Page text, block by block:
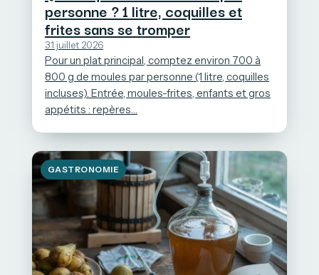
personne ? 1 litre, coquilles et
frites sans se tromper
31 juillet 2026
Pour un plat principal, comptez environ 700 à
800 g de moules par personne (1 litre, coquilles
incluses). Entrée, moules-frites, enfants et gros
appétits : repères…
GASTRONOMIE